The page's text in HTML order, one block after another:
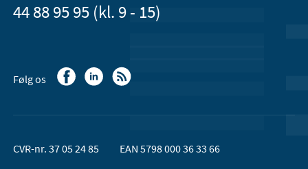
44 88 95 95 (kl. 9 - 15)
Følg os
CVR-nr. 37 05 24 85 EAN 5798 000 36 33 66